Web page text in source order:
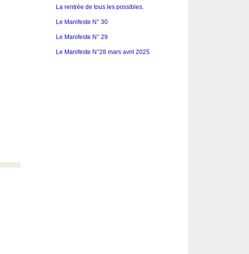
La rentrée de tous les possibles.
Le Manifeste N° 30
Le Manifeste N° 29
Le Manifeste N°28 mars avril 2025